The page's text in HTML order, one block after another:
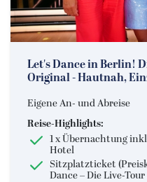
Let's Dance in Berlin!
Original - Hautnah,
Eigene An- und Abreise
Reise-Highlights:
1 x Übernachtung
Hotel
Sitzplatzticket
Dance – Die Live-Tour